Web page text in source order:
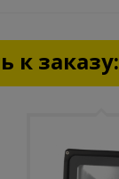
к заказу: